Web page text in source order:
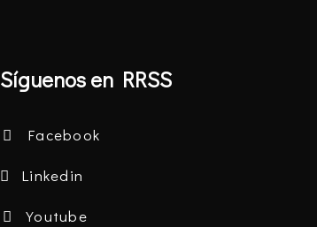
Síguenos en RRSS
Facebook
Linkedin
Youtube